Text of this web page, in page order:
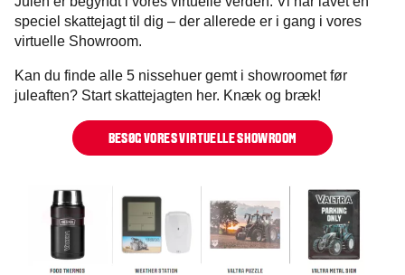
speciel skattejagt til dig – der allerede er i gang i vores
virtuelle Showroom.
Kan du finde alle 5 nissehuer gemt i showroomet før
juleaften? Start skattejagten her. Knæk og bræk!
BESØG VORES VIRTUELLE SHOWROOM